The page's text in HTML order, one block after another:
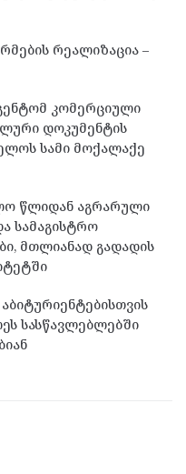
რეალიზაცია –
კომერციული
დოკუმენტის
სამი მოქალაქე
წლიდან აგრარული
სამაგისტრო
მთლიანად გადადის
სასწავლებლებში